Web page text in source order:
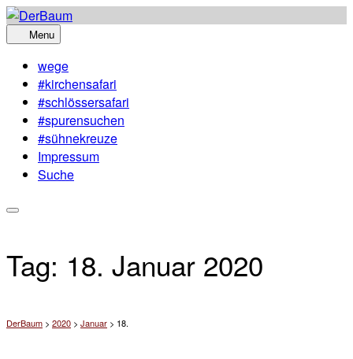
Skip
to
Menu
wege
#kirchensafari
#schlössersafari
#spurensuchen
#sühnekreuze
Impressum
Suche
Tag: 18. Januar 2020
DerBaum > 2020 > Januar > 18.